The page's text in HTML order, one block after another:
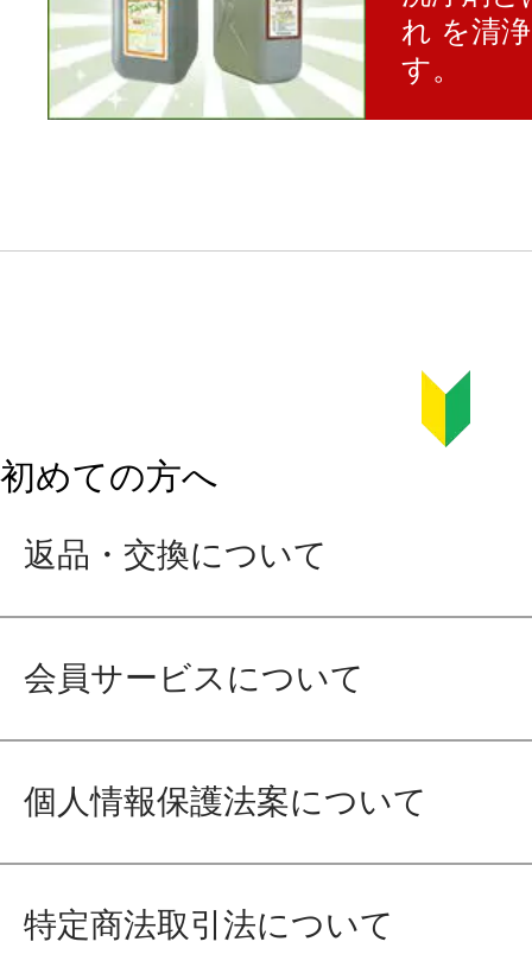
れ を清
す。
初めての方へ
返品・交換について
会員サービスについて
個人情報保護法案について
特定商法取引法について